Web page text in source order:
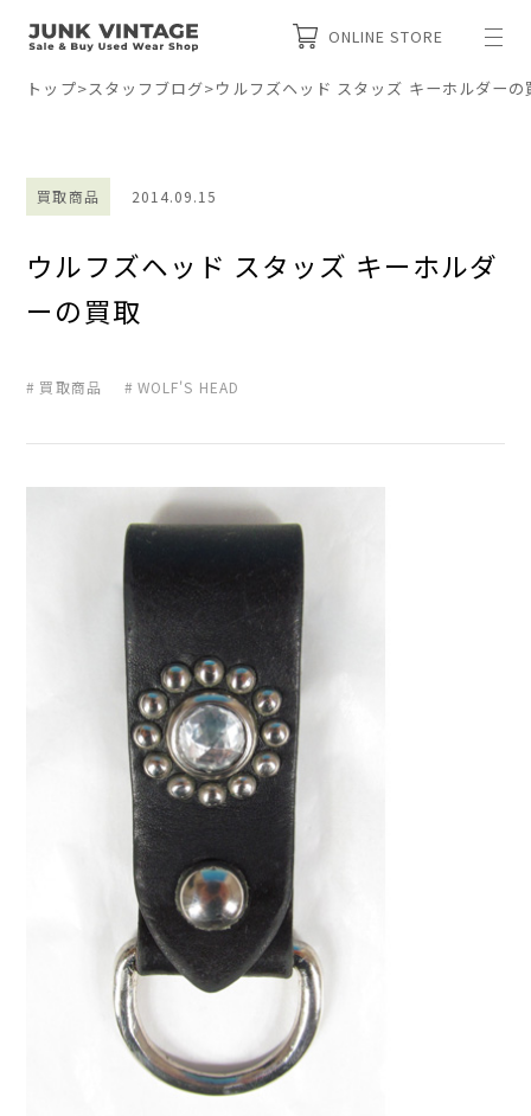
ONLINE STORE
トップ>スタッフブログ>ウルフズヘッド スタッズ キーホルダーの
買取商品 2014.09.15
ウルフズヘッド スタッズ キーホルダ
ーの買取
買取商品 WOLF'S HEAD